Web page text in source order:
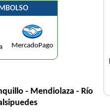
MercadoPago
- Mendiolaza - Río